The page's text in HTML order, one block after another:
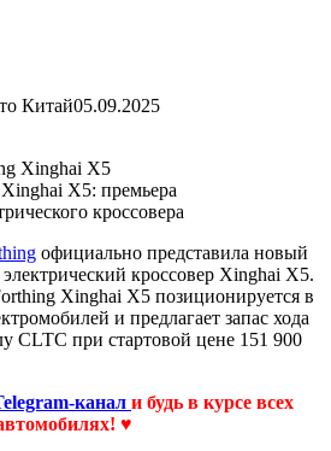
Китай05.09.2025
X5: премьера
кроссовера
официально представила новый
кроссовер Xinghai X5.
Xinghai X5 позиционируется в
и предлагает запас хода
CLTC при стартовой цене 151 900
канал и будь в курсе всех
♥